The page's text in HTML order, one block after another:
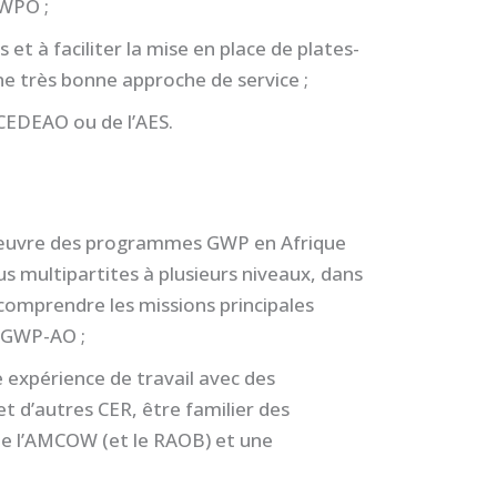
;
à faciliter la mise en place de plates-
très bonne approche de service ;
ou de l’AES.
des programmes GWP en Afrique
multipartites à plusieurs niveaux, dans
les missions principales
AO ;
expérience de travail avec des
d’autres CER, être familier des
(et le RAOB) et une